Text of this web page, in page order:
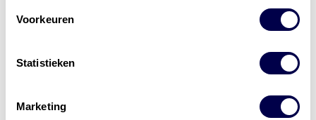
Voorkeuren
Statistieken
Marketing